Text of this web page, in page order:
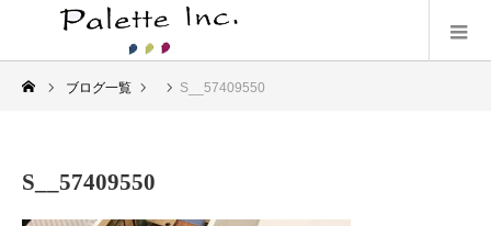
ブログ一覧 S__57409550
S__57409550